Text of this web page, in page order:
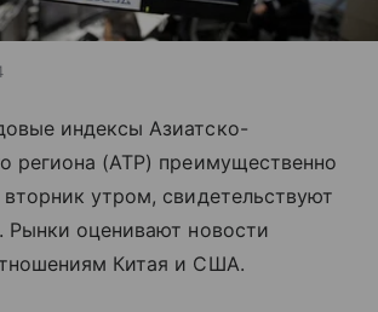
индексы Азиатско-
региона (АТР) преимущественно
утром, свидетельствуют
Рынки оценивают новости
Китая и США.